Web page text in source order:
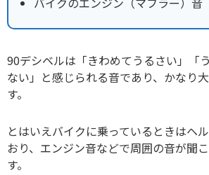
90デシベルは「きわめてうるさい」「
ない」と感じられる音であり、かなり
す。
とはいえバイクに乗っているときはヘ
おり、エンジン音などで周囲の音が聞
す。